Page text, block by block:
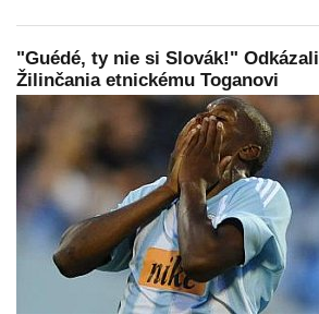
"Guédé, ty nie si Slovák!" Odkázali
Žilinčania etnickému Toganovi